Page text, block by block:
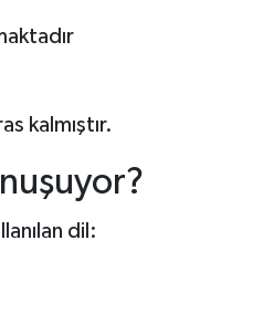
kalmıştır.
dil: